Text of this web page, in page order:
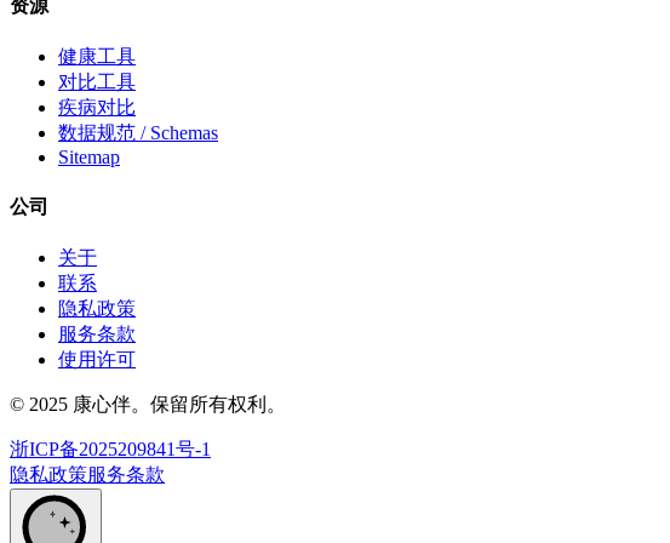
资源
健康工具
对比工具
疾病对比
数据规范 / Schemas
Sitemap
公司
关于
联系
隐私政策
服务条款
使用许可
© 2025 康心伴。保留所有权利。
浙ICP备2025209841号-1
隐私政策服务条款